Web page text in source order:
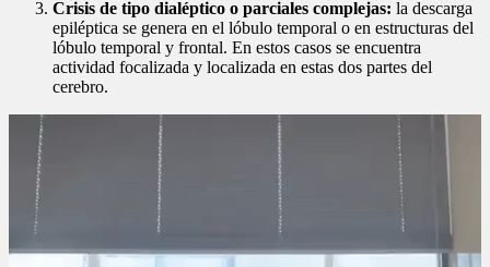
Crisis de tipo dialéptico o parciales complejas: la descarga
epiléptica se genera en el lóbulo temporal o en estructuras del
lóbulo temporal y frontal. En estos casos se encuentra
actividad focalizada y localizada en estas dos partes del
cerebro.